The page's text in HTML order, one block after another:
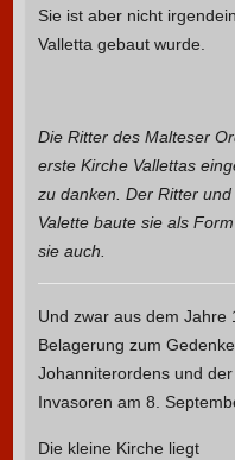
Sie ist aber nicht
Valletta gebaut wurde.
Die Ritter des Malteser
erste Kirche Vallettas
zu danken. Der Ritter
Valette baute sie als
sie auch.
Und zwar aus dem
Belagerung zum
Johanniterordens und
Invasoren am 8.
Die kleine Kirche liegt